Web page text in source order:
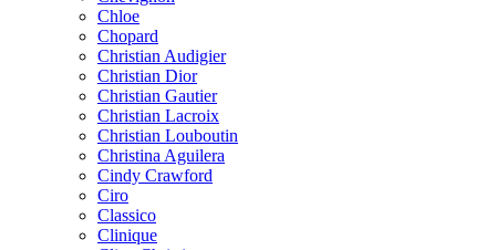
Chloe
Chopard
Christian Audigier
Christian Dior
Christian Gautier
Christian Lacroix
Christian Louboutin
Christina Aguilera
Cindy Crawford
Ciro
Classico
Clinique